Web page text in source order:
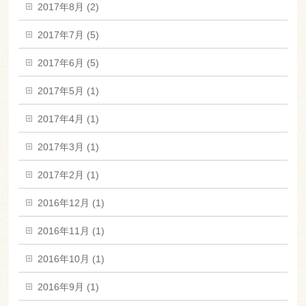
2017年8月 (2)
2017年7月 (5)
2017年6月 (5)
2017年5月 (1)
2017年4月 (1)
2017年3月 (1)
2017年2月 (1)
2016年12月 (1)
2016年11月 (1)
2016年10月 (1)
2016年9月 (1)